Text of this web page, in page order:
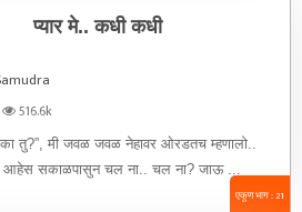
प्यार मे.. कधी कधी
516.6k
तु?”, मी जवळ जवळ नेहावर ओरडतच म्हणालो..
आहेस सकाळपासुन चल ना.. चल ना? जाऊ ...
एकूण भाग : 21